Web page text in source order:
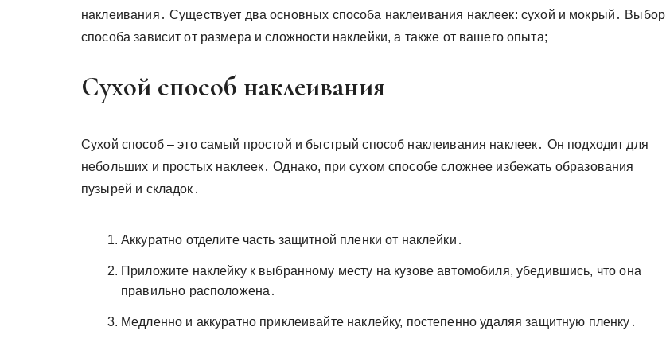
наклеивания․ Существует два основных способа наклеивания наклеек: сухой и мокрый․ Выбор
способа зависит от размера и сложности наклейки, а также от вашего опыта;
Сухой способ наклеивания
Сухой способ – это самый простой и быстрый способ наклеивания наклеек․ Он подходит для
небольших и простых наклеек․ Однако, при сухом способе сложнее избежать образования
пузырей и складок․
Аккуратно отделите часть защитной пленки от наклейки․
Приложите наклейку к выбранному месту на кузове автомобиля, убедившись, что она
правильно расположена․
Медленно и аккуратно приклеивайте наклейку, постепенно удаляя защитную пленку․